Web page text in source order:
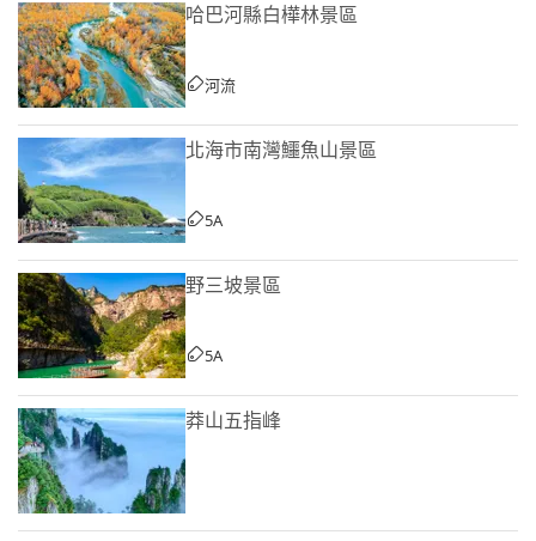
哈巴河縣白樺林景區
河流
北海市南灣鱷魚山景區
5A
野三坡景區
5A
莽山五指峰